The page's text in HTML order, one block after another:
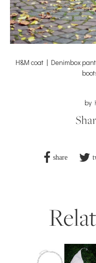
H&M coat | Denimbox
by
share